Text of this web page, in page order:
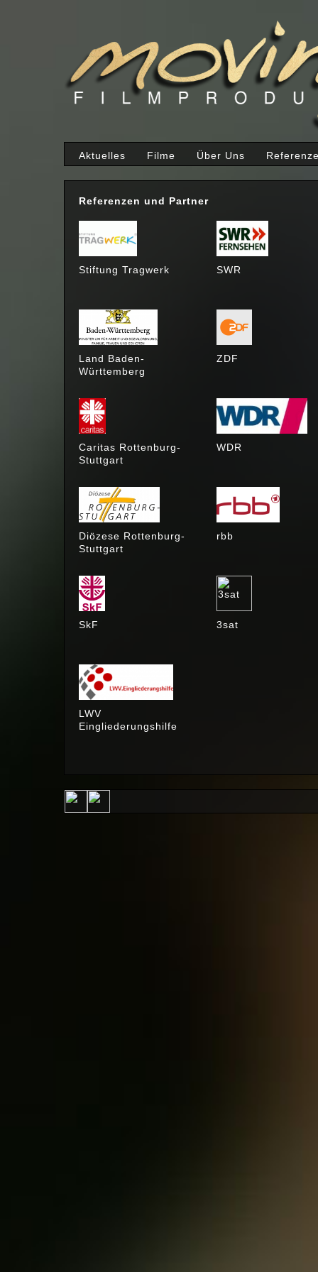
Aktuelles Filme Über Uns
Referenzen und Partner
Stiftung Tragwerk
Land Baden-
Württemberg
Caritas Rottenburg-
Stuttgart
Diözese Rottenburg-
Stuttgart
SkF
LWV
Eingliederungshilfe
SWR
ZDF
WDR
rbb
3sat